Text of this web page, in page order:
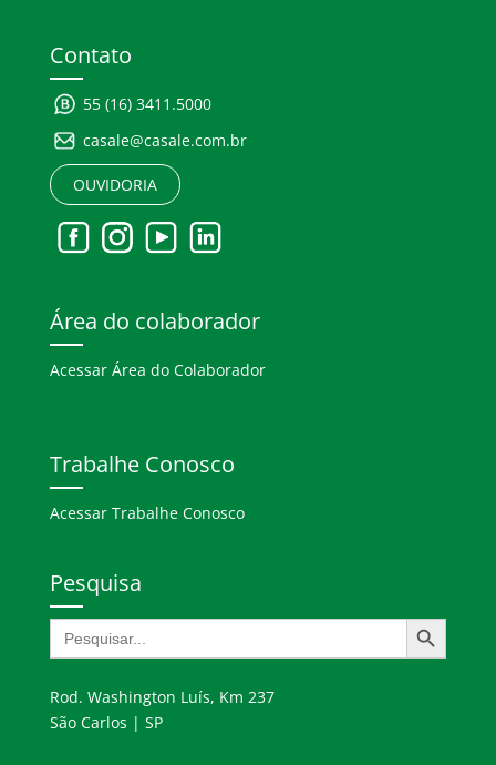
Contato
55 (16) 3411.5000
casale@casale.com.br
OUVIDORIA
Área do colaborador
Acessar Área do Colaborador
Trabalhe Conosco
Acessar Trabalhe Conosco
Pesquisa
Search
for:
Search Button
Rod. Washington Luís, Km 237
São Carlos | SP